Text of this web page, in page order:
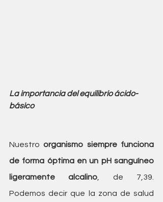
La importancia del equilibrio ácido-
básico
Nuestro organismo siempre funciona
de forma óptima en un pH sanguíneo
ligeramente alcalino , de 7,39.
Podemos decir que la zona de salud